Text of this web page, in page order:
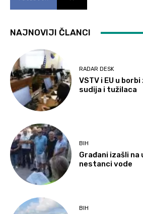
NAJNOVIJI ČLANCI
RADAR DESK
VSTV i EU u
sudija i tužilaca
BIH
Građani izašli
nestanci vode
BIH